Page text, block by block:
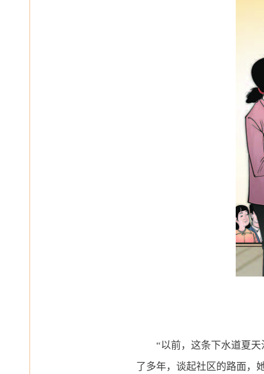
“以前，这条下水道夏
了多年，谈起社区的路面，